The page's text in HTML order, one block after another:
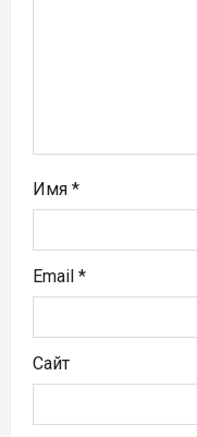
я
Имя *
Email *
Сайт